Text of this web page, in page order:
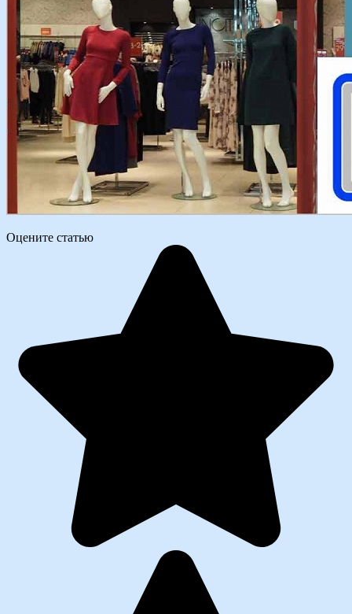
Оцените статью